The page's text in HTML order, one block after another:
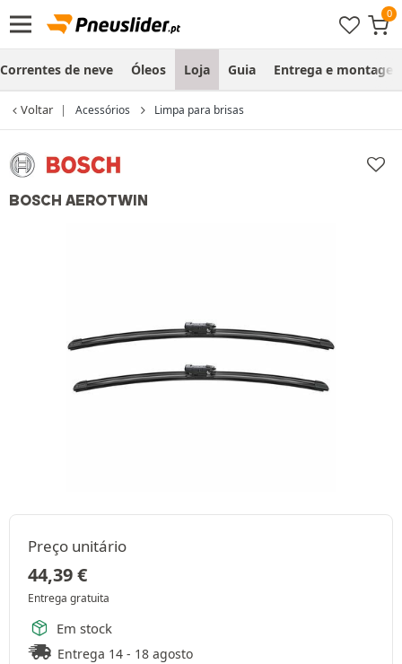
Correntes de neve Óleos Loja Guia Entrega e
Voltar Acessórios Limpa para brisas
BOSCH AEROTWIN
Preço unitário
44,39€
Entrega gratuita
Em stock
Entrega 14 - 18 agosto